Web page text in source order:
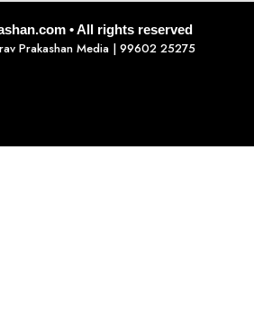
• All rights reserved
Prakashan Media| 99602 25275